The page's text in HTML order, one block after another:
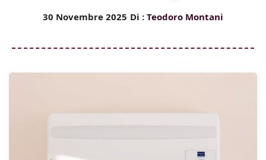
30 Novembre 2025 Di : Teodoro Montani